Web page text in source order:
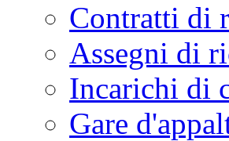
Contratti di
Assegni di
Incarichi di
Gare